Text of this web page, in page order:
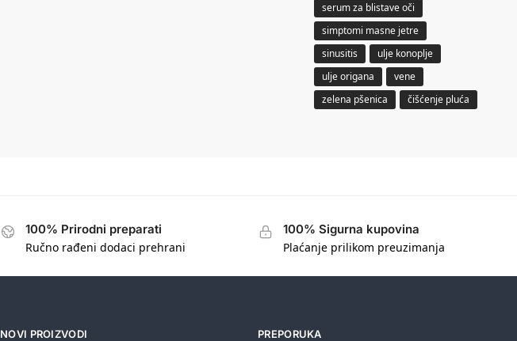
serum za blistave oči
simptomi masne jetre
sinusitis
ulje konoplje
ulje origana
vene
zelena pšenica
čišćenje pluća
100% Prirodni preparati
Ručno rađeni dodaci prehrani
100% Sigurna kupovina
Plaćanje prilikom preuzimanja
NOVI PROIZVODI PREPORUKA